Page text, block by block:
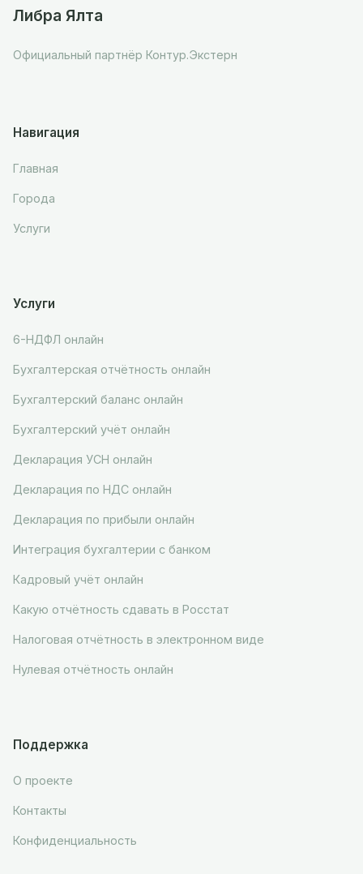
Либра Ялта
Официальный партнёр Контур.Экстерн
Навигация
Главная
Города
Услуги
Услуги
6-НДФЛ онлайн
Бухгалтерская отчётность онлайн
Бухгалтерский баланс онлайн
Бухгалтерский учёт онлайн
Декларация УСН онлайн
Декларация по НДС онлайн
Декларация по прибыли онлайн
Интеграция бухгалтерии с банком
Кадровый учёт онлайн
Какую отчётность сдавать в Росстат
Налоговая отчётность в электронном виде
Нулевая отчётность онлайн
Поддержка
О проекте
Контакты
Конфиденциальность